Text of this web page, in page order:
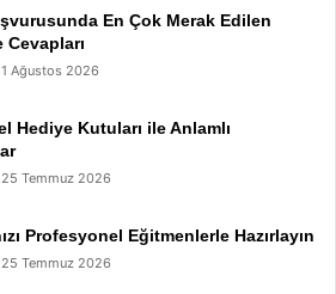
En Çok Merak Edilen
Cevapları
1 Ağustos 2026
Hediye Kutuları ile Anlamlı
25 Temmuz 2026
Profesyonel Eğitmenlerle Hazırlayın
25 Temmuz 2026